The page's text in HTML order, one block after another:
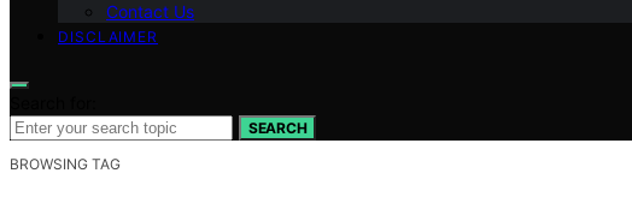
Contact Us
DISCLAIMER
SEARCH
BROWSING TAG